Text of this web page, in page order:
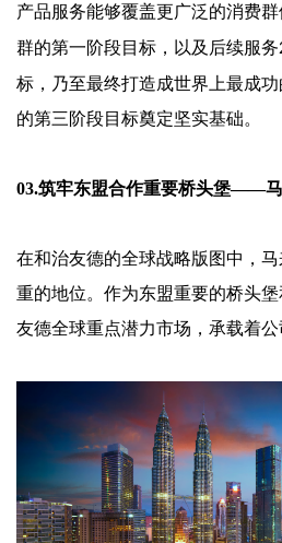
产品服务能够覆盖更广泛的消费
群的第一阶段目标，以及后续服务
标，乃至最终打造成世界上最成
的第三阶段目标奠定坚实基础。
03.筑牢东盟合作重要桥头堡——
在和治友德的全球战略版图中，
重的地位。作为东盟重要的桥头
友德全球重点潜力市场，承载着公